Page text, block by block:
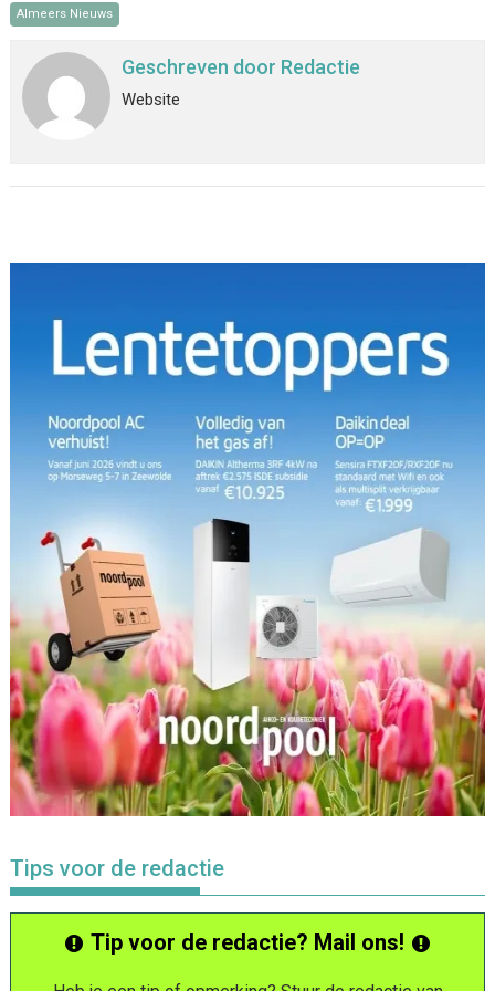
Almeers Nieuws
Geschreven door Redactie
Website
Tips voor de redactie
Tip voor de redactie? Mail ons!